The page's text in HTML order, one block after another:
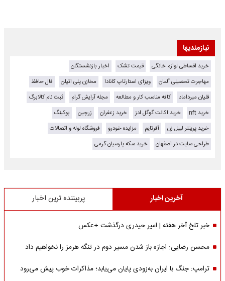
نیازمندیها
خرید اقساطی لوازم خانگی قیمت تشک
اخبار بازنشستگان
مهاجرت تحصیلی آلمان
ویزای استارتاپ کانادا مخازن پلی اتیلن
فال حافظ
قلیان میرداماد
کافه مناسب کار و مطالعه مجله آرایش گرام
ثبت نام کالابرگ
خرید nft
خرید اکانت گوگل ادز خرید زعفران زرچین
بوکینگ
خرید پرینتر لیبل زن
آفرتایم مزایده خودرو
فروشگاه لوله و اتصالات
طراحی سایت در اصفهان
خرید سکه پارسیان گرمی
آخرین اخبار پربیننده ترین اخبار
خبر تلخ آخر هفته | امیر حیدری درگذشت +عکس
محسن رضایی: اجازه باز شدن مسیر دوم در تنگه هرمز را نخواهیم داد
ترامپ: جنگ با ایران به‌زودی پایان می‌یابد؛ مذاکرات خوب پیش می‌رود